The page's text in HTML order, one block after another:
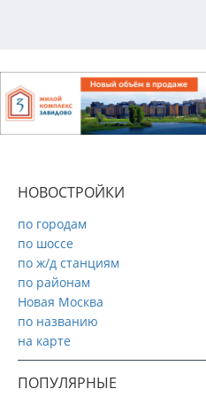
НОВОСТРОЙКИ
по городам
по шоссе
по ж/д станциям
по районам
Новая Москва
по названию
на карте
ПОПУЛЯРНЫЕ